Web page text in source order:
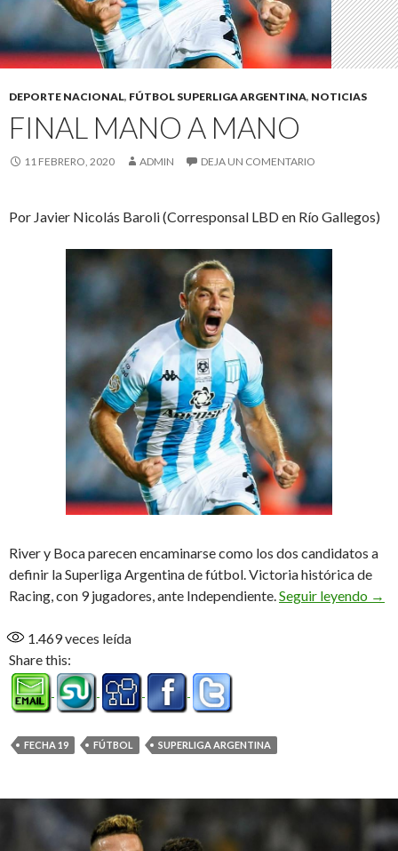
DEPORTE NACIONAL, FÚTBOL SUPERLIGA ARGENTINA, NOTICIAS
FINAL MANO A MANO
11 FEBRERO, 2020 ADMIN DEJA UN COMENTARIO
Por Javier Nicolás Baroli (Corresponsal LBD en Río Gallegos)
River y Boca parecen encaminarse como los dos candidatos a
definir la Superliga Argentina de fútbol. Victoria histórica de
Racing, con 9 jugadores, ante Independiente.Seguir leyendo →
1.469veces leída
Share this:
FECHA 19 FÚTBOL SUPERLIGA ARGENTINA